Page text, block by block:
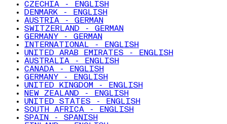
CZECHIA - ENGLISH
DENMARK - ENGLISH
AUSTRIA - GERMAN
SWITZERLAND - GERMAN
GERMANY - GERMAN
INTERNATIONAL - ENGLISH
UNITED ARAB EMIRATES - ENGLISH
AUSTRALIA - ENGLISH
CANADA - ENGLISH
GERMANY - ENGLISH
UNITED KINGDOM - ENGLISH
NEW ZEALAND - ENGLISH
UNITED STATES - ENGLISH
SOUTH AFRICA - ENGLISH
SPAIN - SPANISH